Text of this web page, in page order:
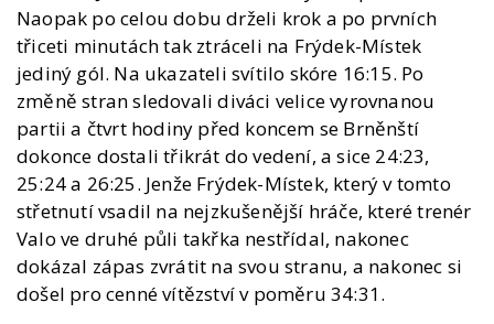
Naopak po celou dobu drželi krok a po prvních
třiceti minutách tak ztráceli na Frýdek-Místek
jediný gól. Na ukazateli svítilo skóre 16:15. Po
změně stran sledovali diváci velice vyrovnanou
partii a čtvrt hodiny před koncem se Brněnští
dokonce dostali třikrát do vedení, a sice 24:23,
25:24 a 26:25. Jenže Frýdek-Místek, který v tomto
střetnutí vsadil na nejzkušenější hráče, které trenér
Valo ve druhé půli takřka nestřídal, nakonec
dokázal zápas zvrátit na svou stranu, a nakonec si
došel pro cenné vítězství v poměru 34:31.